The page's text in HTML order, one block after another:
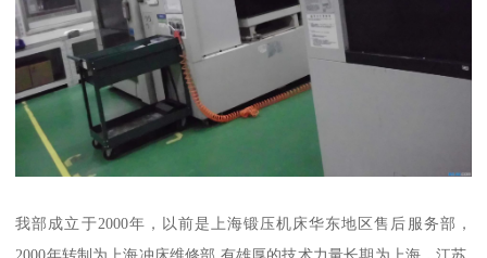
我部成立于2000年，以前是上海锻压机床华东地区售后服务部，
2000年转制为上海冲床维修部.有雄厚的技术力量长期为上海，江苏.